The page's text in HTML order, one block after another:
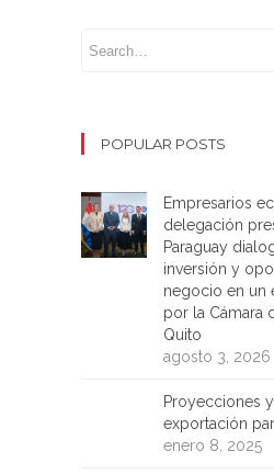
POPULAR POSTS
Empresarios
delegación
Paraguay
inversión y
negocio en un
por la Cámara
Quito
agosto 3, 2026
Proyecciones
exportación
enero 8, 2025